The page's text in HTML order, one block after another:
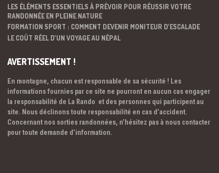
LES ÉLÉMENTS ESSENTIELS À PRÉVOIR POUR RÉUSSIR VOTRE
RANDONNÉE EN PLEINE NATURE
FORMATION SPORT : COMMENT DEVENIR MONITEUR D’ESCALADE
LE COÛT RÉEL D’UN VOYAGE AU NÉPAL
AVERTISSEMENT !
En montagne, chacun est responsable de sa sécurité ! Les
informations fournies par ce site ne pourront en aucun cas engager
la responsabilité de La Rando et des personnes qui participent au
site. Nous déclinons toute responsabilité en cas d’accident.
Concernant nos sorties randonnées, n’hésitez pas à nous contacter
pour toute demande d’information.